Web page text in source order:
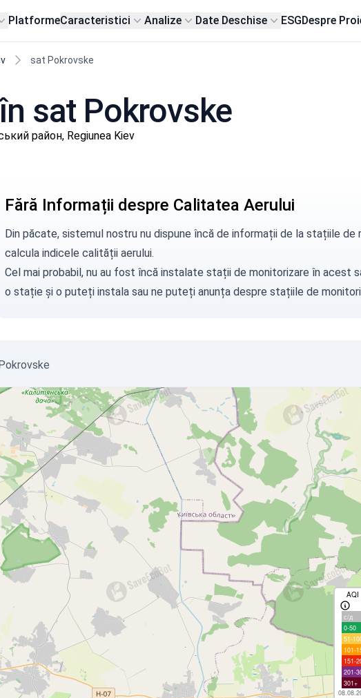
PlatformeCaracteristici Analize Date Deschise ESGDespre
sat Pokrovske
sat Pokrovske
район, Regiunea Kiev
Fără Informații despre Calitatea Aerului
Din păcate, sistemul nostru nu dispune încă de informații de la stațiile
calcula indicele calității aerului.
Cel mai probabil, nu au fost încă instalate stații de monitorizare în acest
o stație și o puteți instala sau ne puteți anunțadespre stațiile de
AQI
с/д
0-50
51-
101-
151-
201-
301+